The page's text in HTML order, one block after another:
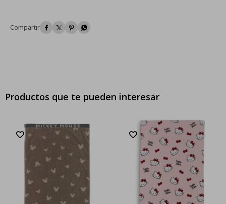
   
Productos que te pueden interesar